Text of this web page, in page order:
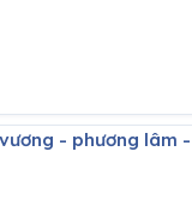
- phương lâm